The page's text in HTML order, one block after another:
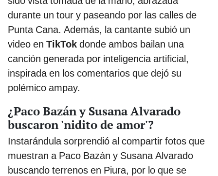
durante un tour y paseando por las calles de
Punta Cana. Además, la cantante subió un
video en TikTok donde ambos bailan una
canción generada por inteligencia artificial,
inspirada en los comentarios que dejó su
polémico ampay.
¿Paco Bazán y Susana Alvarado
buscaron 'nidito de amor'?
Instarándula sorprendió al compartir fotos que
muestran a Paco Bazán y Susana Alvarado
buscando terrenos en Piura, por lo que se